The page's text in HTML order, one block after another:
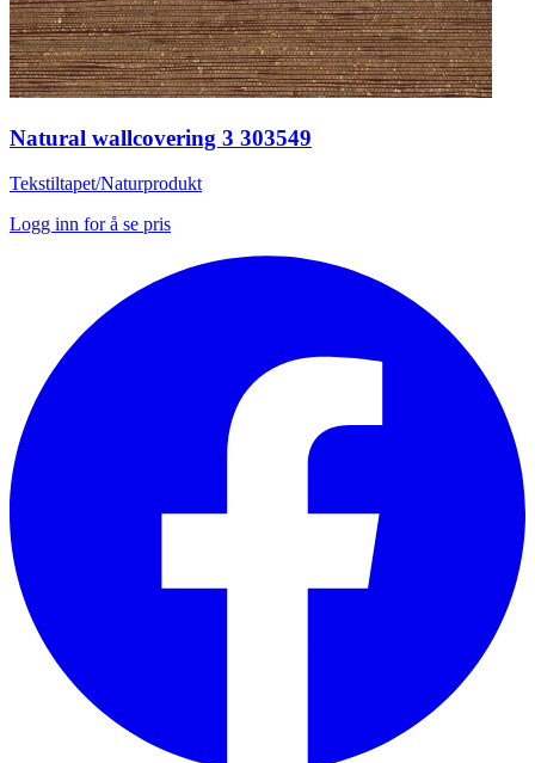
Natural wallcovering 3 303549
Tekstiltapet/Naturprodukt
Logg inn for å se pris